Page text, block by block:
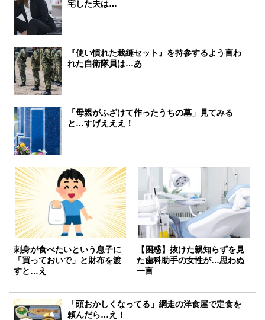
宅した夫は…
『使い慣れた裁縫セット』を持参するよう言わ
れた自衛隊員は…あ
「母親がふざけて作ったうちの墓」見てみる
と…すげえええ！
刺身が食べたいという息子に
「買っておいで」と財布を渡
すと…え
【困惑】抜けた親知らずを見
た歯科助手の女性が…思わぬ
一言
「頭おかしくなってる」網走の洋食屋で定食を
頼んだら…え！